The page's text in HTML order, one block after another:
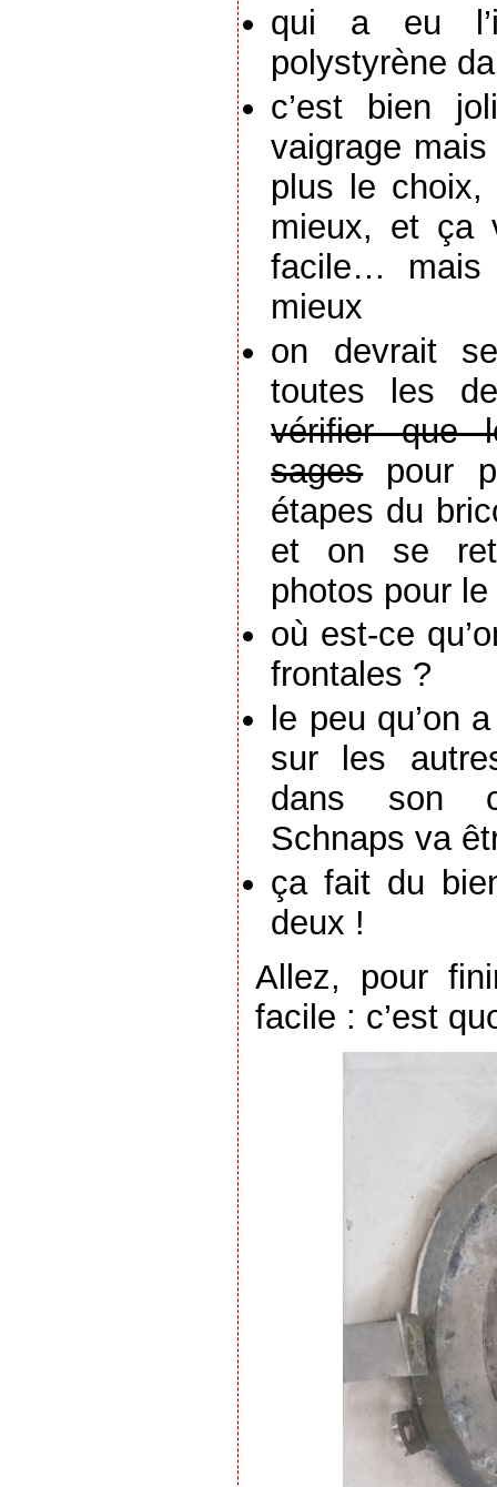
qui a eu
polystyrène
c’est bien
vaigrage mais
plus le choix,
mieux, et ça
facile… mais
mieux
on devrait
toutes les
vérifier que
sagespour
étapes du
et on se
photos pour
où est-ce
frontales ?
le peu qu’on
sur les
dans son
Schnaps va
ça fait du
deux !
Allez, pour
facile : c’est